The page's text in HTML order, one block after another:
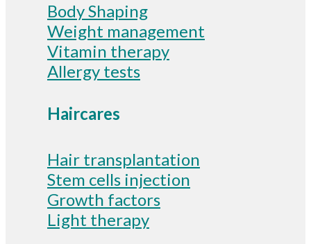
Body Shaping
Weight management
Vitamin therapy
Allergy tests
Haircares
Hair transplantation
Stem cells injection
Growth factors
Light therapy